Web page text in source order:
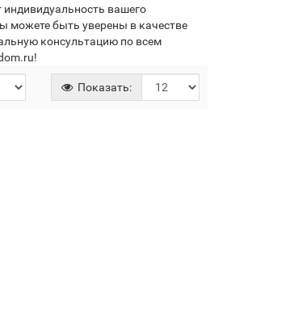
вашего
можете быть уверены в качестве
консультацию по всем
Показать: